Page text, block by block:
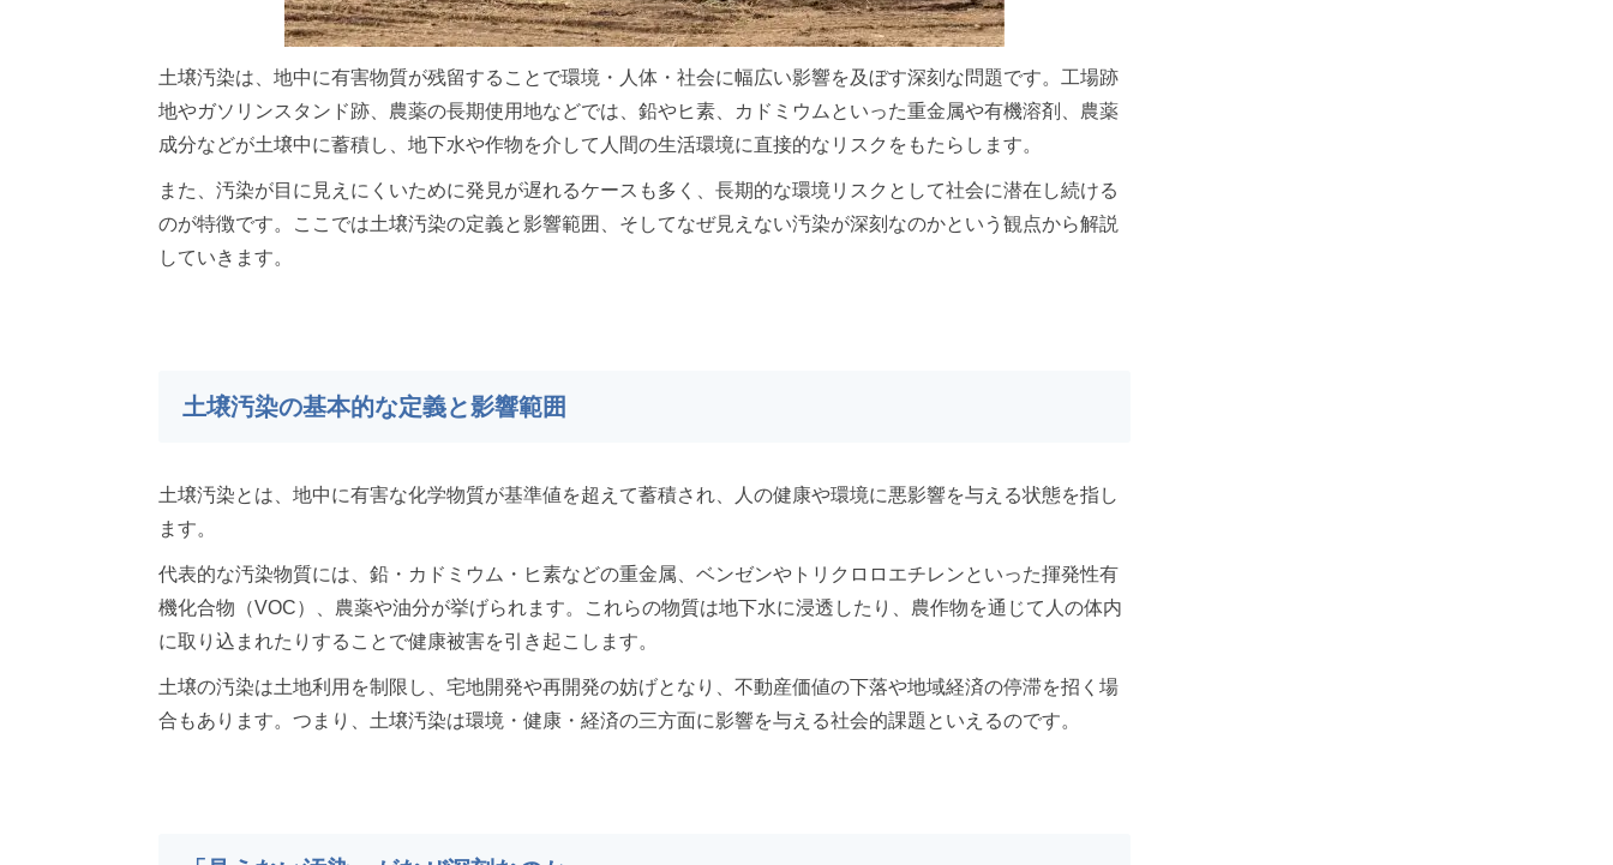
土壌汚染は、地中に有害物質が残留することで環境・人体・社会に幅広い影響を及ぼす深刻な問題です。工場跡
地やガソリンスタンド跡、農薬の長期使用地などでは、鉛やヒ素、カドミウムといった重金属や有機溶剤、農薬
成分などが土壌中に蓄積し、地下水や作物を介して人間の生活環境に直接的なリスクをもたらします。
また、汚染が目に見えにくいために発見が遅れるケースも多く、長期的な環境リスクとして社会に潜在し続ける
のが特徴です。ここでは土壌汚染の定義と影響範囲、そしてなぜ見えない汚染が深刻なのかという観点から解説
していきます。
土壌汚染の基本的な定義と影響範囲
土壌汚染とは、地中に有害な化学物質が基準値を超えて蓄積され、人の健康や環境に悪影響を与える状態を指し
ます。
代表的な汚染物質には、鉛・カドミウム・ヒ素などの重金属、ベンゼンやトリクロロエチレンといった揮発性有
機化合物（VOC）、農薬や油分が挙げられます。これらの物質は地下水に浸透したり、農作物を通じて人の体内
に取り込まれたりすることで健康被害を引き起こします。
土壌の汚染は土地利用を制限し、宅地開発や再開発の妨げとなり、不動産価値の下落や地域経済の停滞を招く場
合もあります。つまり、土壌汚染は環境・健康・経済の三方面に影響を与える社会的課題といえるのです。